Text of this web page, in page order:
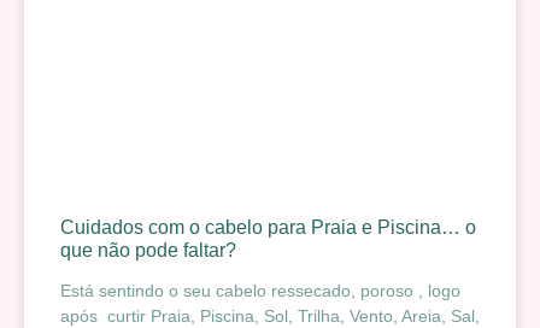
Cuidados com o cabelo para Praia e Piscina… o
que não pode faltar?
Está sentindo o seu cabelo ressecado, poroso , logo
após curtir Praia, Piscina, Sol, Trilha, Vento, Areia, Sal,